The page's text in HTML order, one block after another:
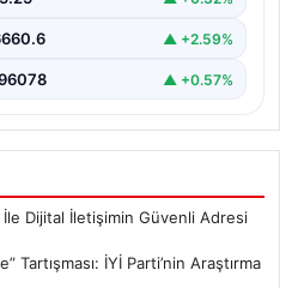
▲ +2.59%
▲ +0.57%
Dijital İletişimin Güvenli Adresi
Tartışması: İYİ Parti’nin Araştırma